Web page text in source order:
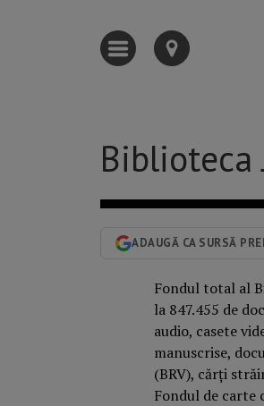
Biblioteca
ADAUGĂ CA SURSĂ
Fondul total al
la 847.455 de
audio, casete
manuscrise,
(BRV), cărți
Fondul de carte